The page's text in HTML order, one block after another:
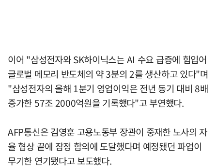
이어 "삼성전자와 SK하이닉스는 AI 수요 급증에 힘입어
글로벌 메모리 반도체의 약 3분의 2를 생산하고 있다"며
"삼성전자의 올해 1분기 영업이익은 전년 동기 대비 8배
증가한 57조 2000억원을 기록했다"고 부연했다.
AFP통신은 김영훈 고용노동부 장관이 중재한 노사의 자
율 협상 끝에 잠정 합의에 도달했다며 예정됐던 파업이
무기한 연기됐다고 보도했다.